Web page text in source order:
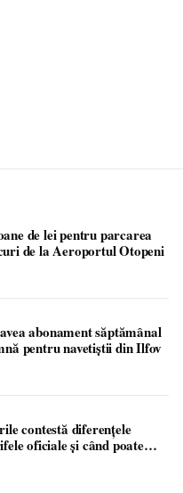
de lei pentru parcarea
de la Aeroportul Otopeni
abonament săptămânal
pentru navetiștii din Ilfov
contestă diferențele
oficiale și când poate